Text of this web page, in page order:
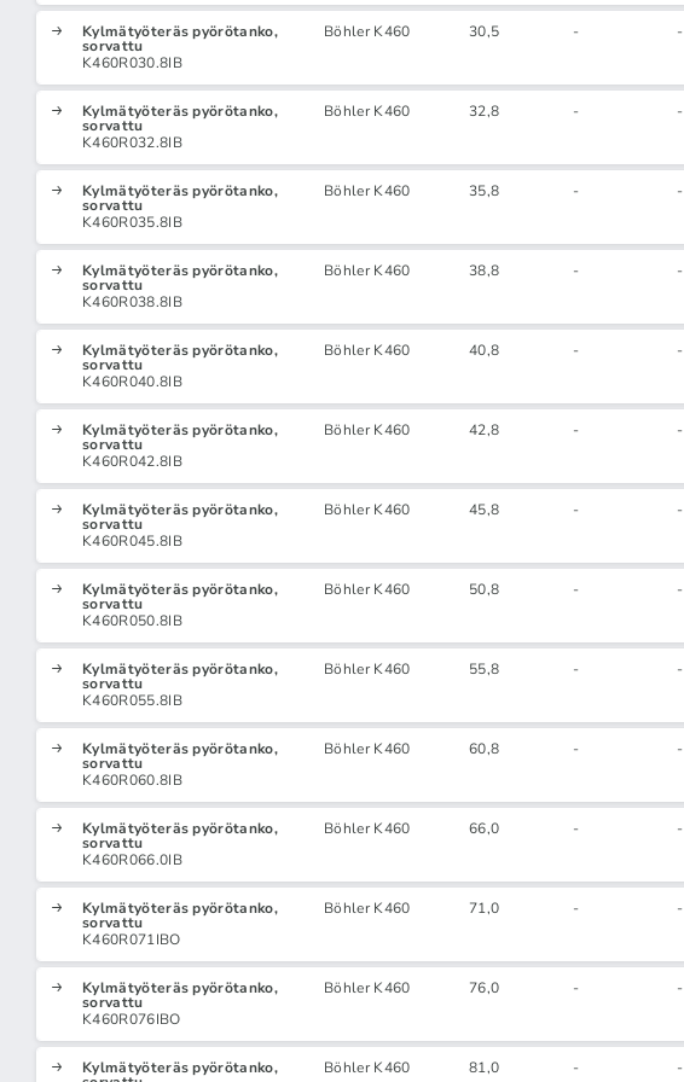
Kylmätyöteräs pyörötanko,
sorvattu
K460R030.8IB
Böhler K460 30,5 - -
Kylmätyöteräs pyörötanko,
sorvattu
K460R032.8IB
Böhler K460 32,8 - -
Kylmätyöteräs pyörötanko,
sorvattu
K460R035.8IB
Böhler K460 35,8 - -
Kylmätyöteräs pyörötanko,
sorvattu
K460R038.8IB
Böhler K460 38,8 - -
Kylmätyöteräs pyörötanko,
sorvattu
K460R040.8IB
Böhler K460 40,8 - -
Kylmätyöteräs pyörötanko,
sorvattu
K460R042.8IB
Böhler K460 42,8 - -
Kylmätyöteräs pyörötanko,
sorvattu
K460R045.8IB
Böhler K460 45,8 - -
Kylmätyöteräs pyörötanko,
sorvattu
K460R050.8IB
Böhler K460 50,8 - -
Kylmätyöteräs pyörötanko,
sorvattu
K460R055.8IB
Böhler K460 55,8 - -
Kylmätyöteräs pyörötanko,
sorvattu
K460R060.8IB
Böhler K460 60,8 - -
Kylmätyöteräs pyörötanko,
sorvattu
K460R066.0IB
Böhler K460 66,0 - -
Kylmätyöteräs pyörötanko,
sorvattu
K460R071IBO
Böhler K460 71,0 - -
Kylmätyöteräs pyörötanko,
sorvattu
K460R076IBO
Böhler K460 76,0 - -
Kylmätyöteräs pyörötanko, Böhler K460 81,0 - -